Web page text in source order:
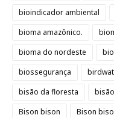
bioindicador ambiental
bioma amazônico.
bioma do nordeste
biossegurança
bisão da floresta
Bison bison
Bison